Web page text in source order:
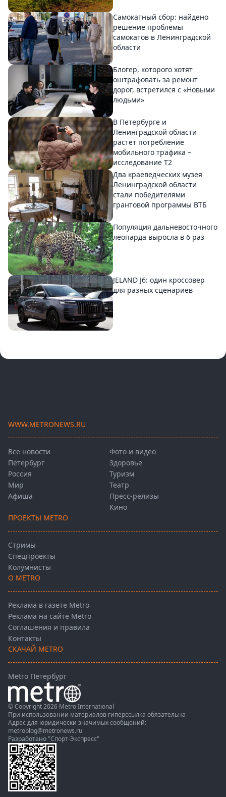
Самокатный сбор: найдено
решение проблемы
самокатов в Ленинградской
области
Блогер, которого хотят
оштрафовать за ремонт
дорог, встретился с «Новыми
людьми»
В Петербурге и
Ленинградской области
растет потребление
мобильного трафика –
исследование T2
Два краеведческих музея
Ленинградской области
стали победителями
грантовой программы ВТБ
Популяция дальневосточного
леопарда выросла в 6 раз
JELAND J6: один кроссовер
для разных сценариев
WWW.METRONEWS.RU
Все новости
Петербург
Россия
Мир
Афиша
Фото и видео
Здоровье
Туризм
Театр
Пресс-релизы
Кино
ПРОЕКТЫ METRO
Стримы
Спецпроекты
Колумнисты
О METRO
Реклама в газете Metro
Реклама на сайте Metro
Соглашения и правила
Контакты
СКАЧАЙ METRO
Metro Петербург
© Copyright 2026 Metro International
При использовании материалов гиперссылка обязательна
Адрес для юридически значимых сообщений:
metroblog@metronews.ru
Разработано "Спорт-Экспресс"